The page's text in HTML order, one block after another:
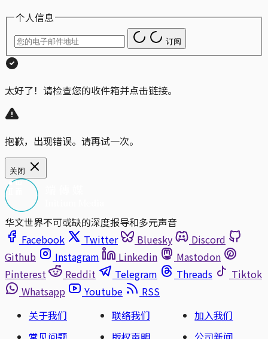
个人信息
订阅
太好了！请检查您的收件箱并点击链接。
抱歉，出现错误。请再试一次。
关闭
华文世界不可或缺的深度报导和多元声音
Facebook
Twitter Bluesky
Discord
Github
Instagram Linkedin
Mastodon
Pinterest
Reddit Telegram Threads
Tiktok
Whatsapp
Youtube
RSS
关于我们
联络我们
加入我们